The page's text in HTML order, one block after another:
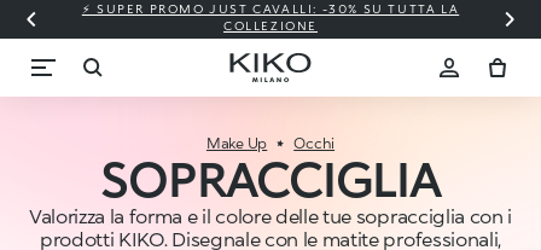
⚡ SUPER PROMO JUST CAVALLI: -30% SU TUTTA LA
COLLEZIONE
Make Up Occhi
SOPRACCIGLIA
Valorizza la forma e il colore delle tue sopracciglia con i
prodotti KIKO. Disegnale con le matite professionali,